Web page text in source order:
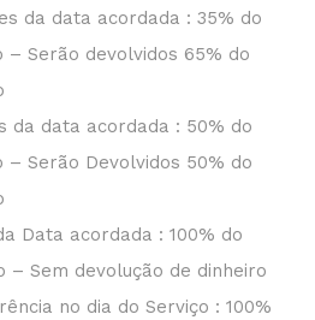
da data acordada : 35% do
Serão devolvidos 65% do
da data acordada : 50% do
Serão Devolvidos 50% do
Data acordada : 100% do
– Sem devolução de dinheiro
no dia do Serviço : 100%